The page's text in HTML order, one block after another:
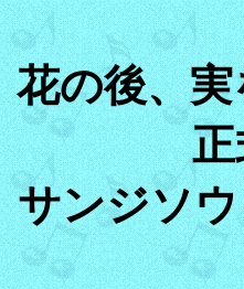
花の後、
サンジソ